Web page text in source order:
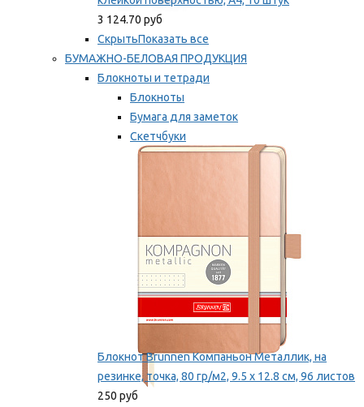
3 124.70 руб
СкрытьПоказать все
БУМАЖНО-БЕЛОВАЯ ПРОДУКЦИЯ
Блокноты и тетради
Блокноты
Бумага для заметок
Скетчбуки
Тетради
Блокнот Brunnen Компаньон Металлик, на
резинке, точка, 80 гр/м2, 9.5 х 12.8 см, 96 листов
250 руб